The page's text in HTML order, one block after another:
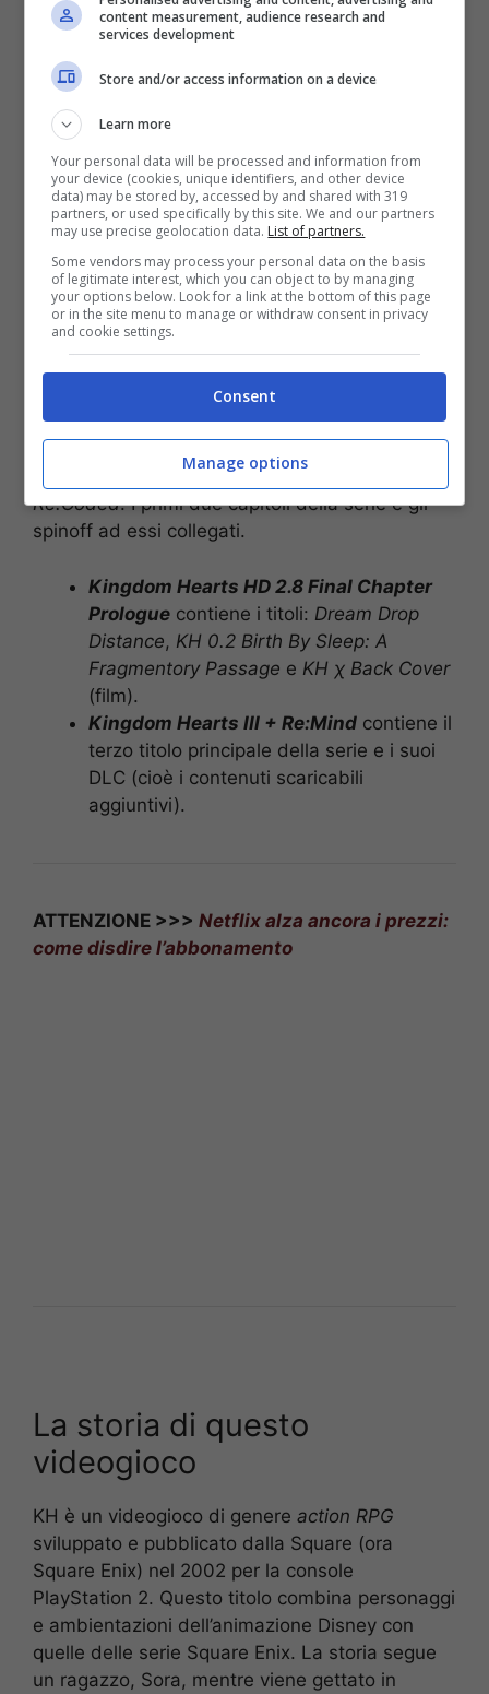
LEGGI ANCHE –>DAZN, rimborsi in arrivo:
comunicazione ufficiale!
Kingdom Hearts HD 1.5 + 2.5 ReMIXcontiene i
titoli:
358/2
Birth by Sleep Final Mix
Re:Coded. I primi due capitoli della serie e gli
spinoff ad essi collegati.
Kingdom Hearts HD 2.8 Final Chapter
Prologue contiene i titoli: Dream Drop
Distance, KH 0.2 Birth By Sleep: A
Fragmentory Passage e KH χ Back Cover
(film).
Kingdom Hearts III + Re:Mind contiene il
terzo titolo principale della serie e i suoi
DLC (cioè i contenuti scaricabili
aggiuntivi).
ATTENZIONE >>> Netflix alza ancora i prezzi:
come disdire l’abbonamento
La storia di questo
videogioco
KH è un videogioco di genere action RPG
sviluppato e pubblicato dalla Square (ora
Square Enix) nel 2002 per la console
PlayStation 2. Questo titolo combina personaggi
e ambientazioni dell’animazione Disney con
quelle delle serie Square Enix. La storia segue
un ragazzo, Sora, mentre viene gettato in
content measurement, audience research and
services development
Store and/or access information on a device
Learn more
Your personal data will be processed and information from
your device (cookies, unique identifiers, and other device
data) may be stored by, accessed by and shared with 319
partners, or used specifically by this site. We and our partners
may use precise geolocation data. List of partners.
Some vendors may process your personal data on the basis
of legitimate interest, which you can object to by managing
your options below. Look for a link at the bottom of this page
or in the site menu to manage or withdraw consent in privacy
and cookie settings.
Consent
Manage options